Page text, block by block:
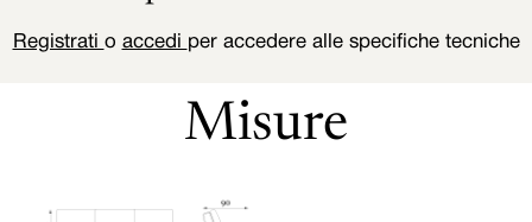
Registrati o accedi per accedere alle specifiche tecniche
Misure